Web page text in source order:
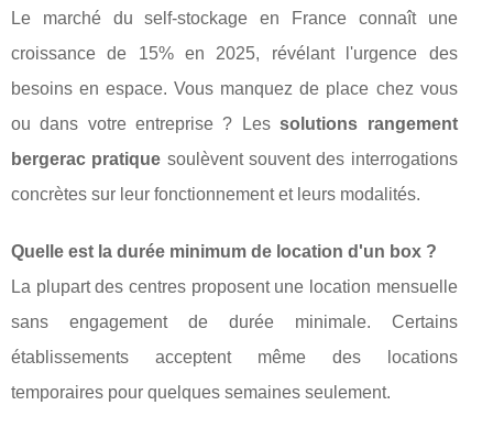
Le marché du self-stockage en France connaît une
croissance de 15% en 2025, révélant l'urgence des
besoins en espace. Vous manquez de place chez vous
ou dans votre entreprise ? Lessolutions rangement
bergerac pratique soulèvent souvent des interrogations
concrètes sur leur fonctionnement et leurs modalités.
Quelle est la durée minimum de location d'un box ?
La plupart des centres proposent une location mensuelle
sans engagement de durée minimale. Certains
établissements acceptent même des locations
temporaires pour quelques semaines seulement.